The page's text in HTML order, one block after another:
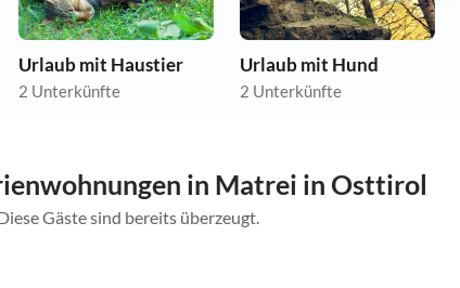
Urlaub mit Haustier
2 Unterkünfte
Urlaub mit Hund
2 Unterkünfte
in Matrei in Osttirol
Gäste sind bereits überzeugt.